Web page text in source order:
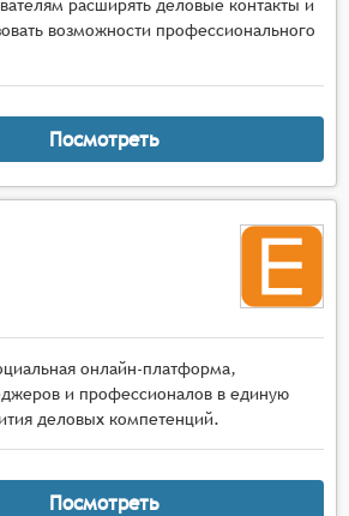
расширять деловые контакты и
возможности профессионального
Посмотреть
онлайн-платформа,
и профессионалов в единую
деловых компетенций.
Посмотреть